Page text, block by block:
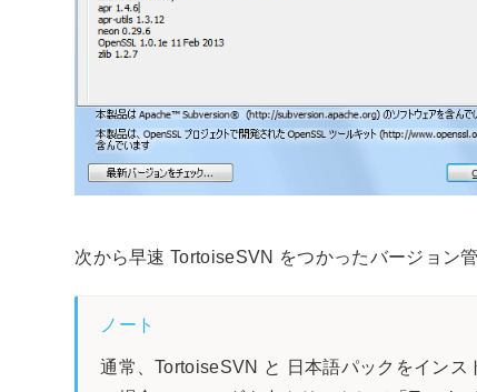
次から早速 TortoiseSVN をつかったバージョン
ノート
通常、TortoiseSVN と 日本語パックをイン